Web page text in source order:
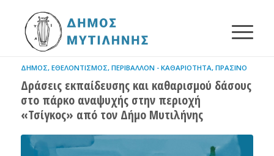
ΔΉΜΟΣ, ΕΘΕΛΟΝΤΙΣΜΌΣ, ΠΕΡΙΒΆΛΛΟΝ - ΚΑΘΑΡΙΌΤΗΤΑ, ΠΡΆΣΙΝΟ
Δράσεις εκπαίδευσης και καθαρισμού δάσους
στο πάρκο αναψυχής στην περιοχή
«Τσίγκος» από τον Δήμο Μυτιλήνης